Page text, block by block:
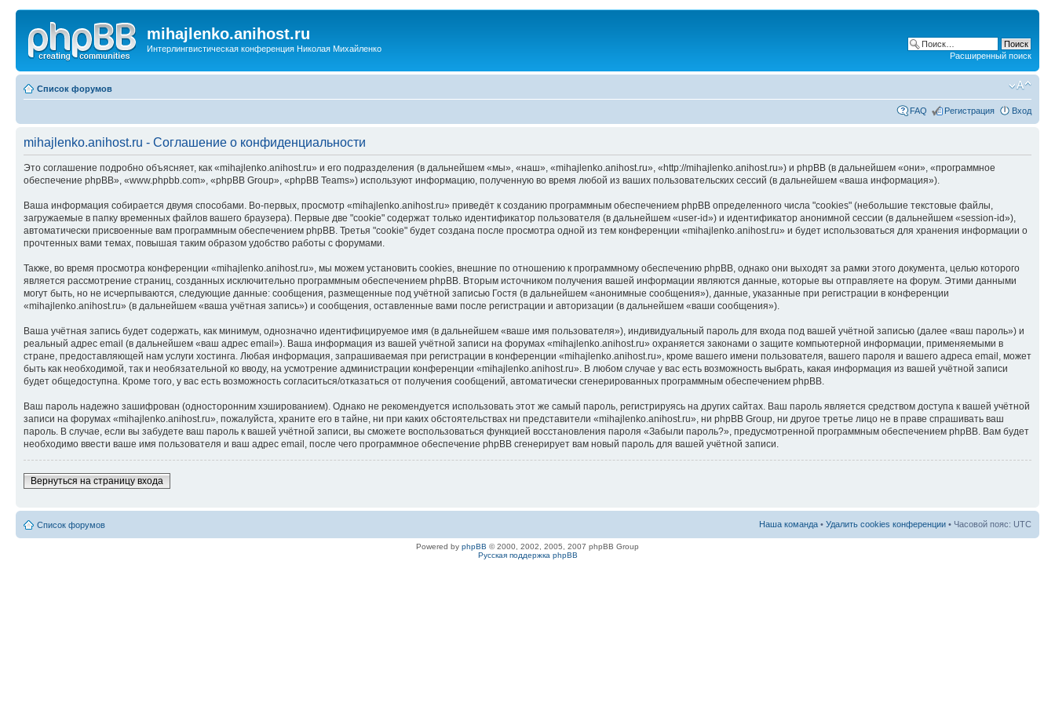
mihajlenko.anihost.ru
Интерлингвистическая конференция Николая Михайленко
Расширенный поиск
Список форумов
FAQ Регистрация Вход
mihajlenko.anihost.ru - Соглашение о конфиденциальности
Это соглашение подробно объясняет, как «mihajlenko.anihost.ru» и его подразделения (в дальнейшем «мы», «наш», «mihajlenko.anihost.ru», «http://mihajlenko.anihost.ru») и phpBB (в дальнейшем «они», «программное
обеспечение phpBB», «www.phpbb.com», «phpBB Group», «phpBB Teams») используют информацию, полученную во время любой из ваших пользовательских сессий (в дальнейшем «ваша информация»).
Ваша информация собирается двумя способами. Во-первых, просмотр «mihajlenko.anihost.ru» приведёт к созданию программным обеспечением phpBB определенного числа "cookies" (небольшие текстовые файлы,
загружаемые в папку временных файлов вашего браузера). Первые две "cookie" содержат только идентификатор пользователя (в дальнейшем «user-id») и идентификатор анонимной сессии (в дальнейшем «session-id»),
автоматически присвоенные вам программным обеспечением phpBB. Третья "cookie" будет создана после просмотра одной из тем конференции «mihajlenko.anihost.ru» и будет использоваться для хранения информации о
прочтенных вами темах, повышая таким образом удобство работы с форумами.
Также, во время просмотра конференции «mihajlenko.anihost.ru», мы можем установить cookies, внешние по отношению к программному обеспечению phpBB, однако они выходят за рамки этого документа, целью которого
является рассмотрение страниц, созданных исключительно программным обеспечением phpBB. Вторым источником получения вашей информации являются данные, которые вы отправляете на форум. Этими данными
могут быть, но не исчерпываются, следующие данные: сообщения, размещенные под учётной записью Гостя (в дальнейшем «анонимные сообщения»), данные, указанные при регистрации в конференции
«mihajlenko.anihost.ru» (в дальнейшем «ваша учётная запись») и сообщения, оставленные вами после регистрации и авторизации (в дальнейшем «ваши сообщения»).
Ваша учётная запись будет содержать, как минимум, однозначно идентифицируемое имя (в дальнейшем «ваше имя пользователя»), индивидуальный пароль для входа под вашей учётной записью (далее «ваш пароль») и
реальный адрес email (в дальнейшем «ваш адрес email»). Ваша информация из вашей учётной записи на форумах «mihajlenko.anihost.ru» охраняется законами о защите компьютерной информации, применяемыми в
стране, предоставляющей нам услуги хостинга. Любая информация, запрашиваемая при регистрации в конференции «mihajlenko.anihost.ru», кроме вашего имени пользователя, вашего пароля и вашего адреса email, может
быть как необходимой, так и необязательной ко вводу, на усмотрение администрации конференции «mihajlenko.anihost.ru». В любом случае у вас есть возможность выбрать, какая информация из вашей учётной записи
будет общедоступна. Кроме того, у вас есть возможность согласиться/отказаться от получения сообщений, автоматически сгенерированных программным обеспечением phpBB.
Ваш пароль надежно зашифрован (односторонним хэшированием). Однако не рекомендуется использовать этот же самый пароль, регистрируясь на других сайтах. Ваш пароль является средством доступа к вашей учётной
записи на форумах «mihajlenko.anihost.ru», пожалуйста, храните его в тайне, ни при каких обстоятельствах ни представители «mihajlenko.anihost.ru», ни phpBB Group, ни другое третье лицо не в праве спрашивать ваш
пароль. В случае, если вы забудете ваш пароль к вашей учётной записи, вы сможете воспользоваться функцией восстановления пароля «Забыли пароль?», предусмотренной программным обеспечением phpBB. Вам будет
необходимо ввести ваше имя пользователя и ваш адрес email, после чего программное обеспечение phpBB сгенерирует вам новый пароль для вашей учётной записи.
Вернуться на страницу входа
Список форумов Наша команда • Удалить cookies конференции • Часовой пояс: UTC
Powered by phpBB © 2000, 2002, 2005, 2007 phpBB Group
Русская поддержка phpBB